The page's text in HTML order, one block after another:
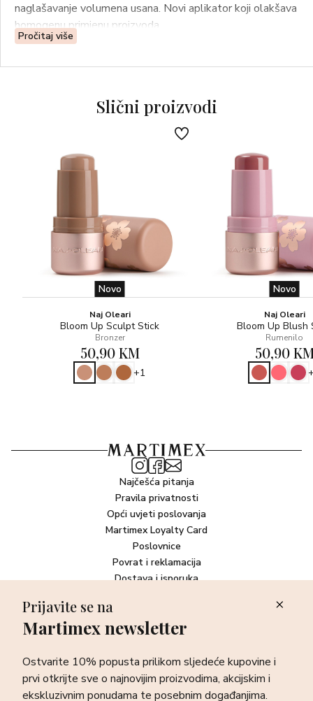
naglašavanje volumena usana. Novi aplikator koji olakšava
homogenu primjenu proizvoda.
Pročitaj više
Slični proizvodi
Novo
Naj Oleari
Bloom Up Sculpt Stick
Bronzer
50,90 KM
+1
Novo
Naj Oleari
Bloom Up Blush
Rumenilo
50,90
Najčešća pitanja
Pravila privatnosti
Opći uvjeti poslovanja
Martimex Loyalty Card
Poslovnice
Povrat i reklamacija
Dostava i isporuka
Newsletter
sve o najnovijim proizvodima, akcijskim i ekskluzivnim
ponudama te posebnim događanjima.
Prijava
Prijavite se na
Martimex newsletter
Ostvarite 10% popusta prilikom sljedeće kupovine i
prvi otkrijte sve o najnovijim proizvodima, akcijskim i
ekskluzivnim ponudama te posebnim događanjima.